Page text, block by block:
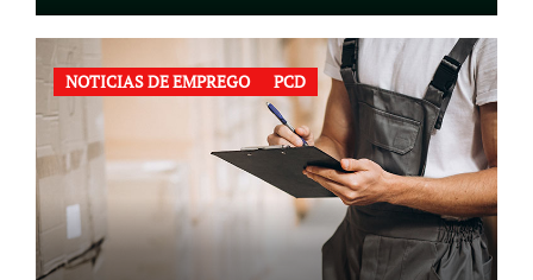
NOTICIAS DE EMPREGO PCD